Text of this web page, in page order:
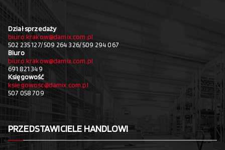
Dział sprzedaży
biuro.krakow@damix.com.pl
502 235 127/ 509 264 326/ 509 294 067
Biuro
biuro.krakow@damix.com.pl
691 821 349
Księgowość
ksiegowosc@damix.com.pl
507 058 709
PRZEDSTAWICIELE HANDLOWI